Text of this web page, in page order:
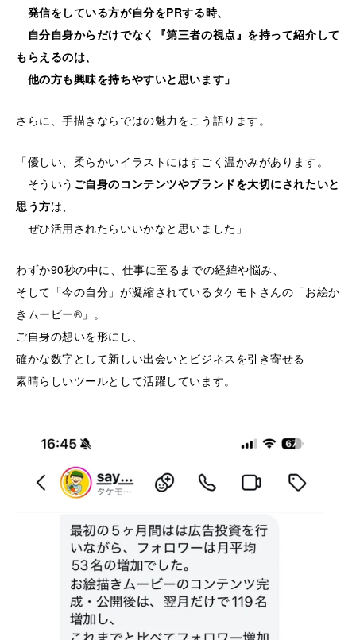
発信をしている方が自分をPRする時、
自分自身からだけでなく『第三者の視点』を持って紹介して
もらえるのは、
他の方も興味を持ちやすいと思います」
さらに、手描きならではの魅力をこう語ります。
「優しい、柔らかいイラストにはすごく温かみがあります。
そういう ご自身のコンテンツやブランドを大切にされたいと
思う方は、
ぜひ活用されたらいいかなと思いました」
わずか90秒の中に、仕事に至るまでの経緯や悩み、
そして「今の自分」が凝縮されているタケモトさんの「お絵か
きムービー®」。
ご自身の想いを形にし、
確かな数字として新しい出会いとビジネスを引き寄せる
素晴らしいツールとして活躍しています。